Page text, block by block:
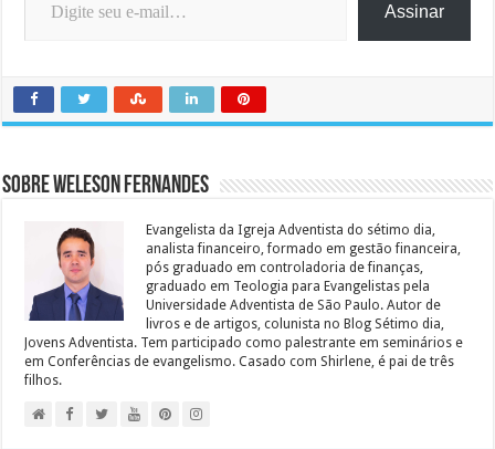
Assinar
Sobre Weleson Fernandes
Evangelista da Igreja Adventista do sétimo dia,
analista financeiro, formado em gestão financeira,
pós graduado em controladoria de finanças,
graduado em Teologia para Evangelistas pela
Universidade Adventista de São Paulo. Autor de
livros e de artigos, colunista no Blog Sétimo dia,
Jovens Adventista. Tem participado como palestrante em seminários e
em Conferências de evangelismo. Casado com Shirlene, é pai de três
filhos.